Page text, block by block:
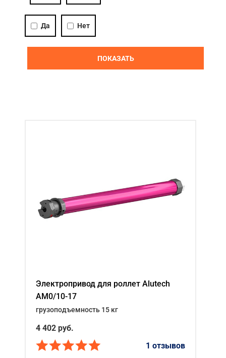
Акции
Примеры работ
Да Нет
ПОКАЗАТЬ
Электропривод для роллет Alutech
AM0/10-17
грузоподъемность 15 кг
4 402 руб.
1 отзывов